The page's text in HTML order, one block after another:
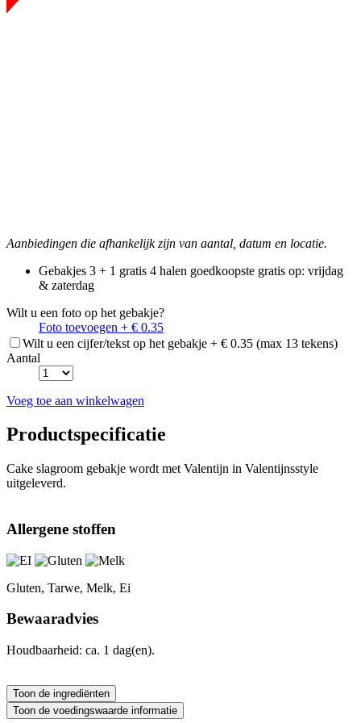
Aanbiedingen die afhankelijk zijn van aantal, datum en locatie.
Gebakjes 3 + 1 gratis 4 halen goedkoopste gratis op: vrijdag
& zaterdag
Wilt u een foto op het gebakje?
Foto toevoegen + € 0.35
Wilt u een cijfer/tekst op het gebakje + € 0.35 (max 13 tekens)
Aantal
Voeg toe aan winkelwagen
Productspecificatie
Cake slagroom gebakje wordt met Valentijn in Valentijnsstyle
uitgeleverd.
Allergene stoffen
Gluten, Tarwe, Melk, Ei
Bewaaradvies
Houdbaarheid: ca. 1 dag(en).